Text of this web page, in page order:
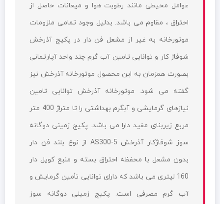
عوامل محیطی مانند رطوبت هوا و میعانات حاصل از
احتراق ، مقاوم می باشد. بدلیل وجود تمامی ملزومات
موتورخانه به غیر از مشعل فن دار در پکیج آذرخش
شوفاژ کار و توانایی تامین آب گرم چند واحد آپارتمانی
بصورت همزمان به این محصول موتورخانه آذرخش نیز
گفته می شود. موتورخانه آذرخش توانایی تامین
نیازهای گرمایشی و آبگرم بهداشتی را تا متراژ 400 متر
مربع زیربنای مفید دارا می باشد. پکيج زمینی دوگانه
سوز شوفاژکار آذرخش AS300-5 از نوع بلند فن دار
بدون مشعل با محفظه احتراق بسته و منبع کویل دار
160 لیتری می باشد که دارای توانایی تأمین گرمایش و
آب گرم مصرفی است. پکيج زمینی دوگانه سوز